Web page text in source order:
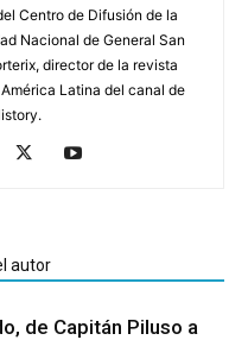
Centro de Difusión de la
Nacional de General San
director de la revista
Latina del canal de
autor
de Capitán Piluso a